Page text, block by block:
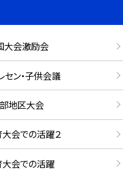
大会激励会
セン・子供会議
地区大会
大会での活躍２
大会での活躍